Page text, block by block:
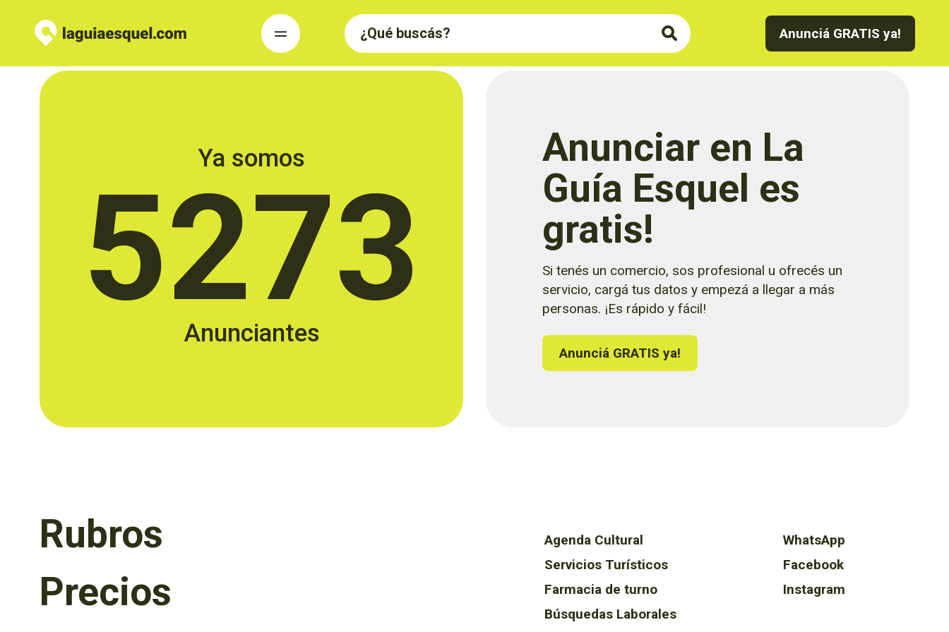
Anunciá GRATIS ya!
Ya somos
5273
Anunciantes
Anunciar en La
Guía Esquel es
gratis!
Si tenés un comercio, sos profesional u ofrecés un
servicio, cargá tus datos y empezá a llegar a más
personas. ¡Es rápido y fácil!
Anunciá GRATIS ya!
Rubros
Precios
Agenda Cultural
Servicios Turísticos
Farmacia de turno
Búsquedas Laborales
WhatsApp
Facebook
Instagram